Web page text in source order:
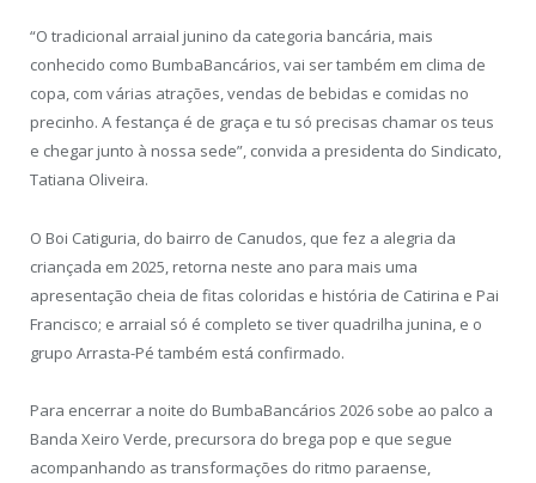
“O tradicional arraial junino da categoria bancária, mais
conhecido como BumbaBancários, vai ser também em clima de
copa, com várias atrações, vendas de bebidas e comidas no
precinho. A festança é de graça e tu só precisas chamar os teus
e chegar junto à nossa sede”, convida a presidenta do Sindicato,
Tatiana Oliveira.
O Boi Catiguria, do bairro de Canudos, que fez a alegria da
criançada em 2025, retorna neste ano para mais uma
apresentação cheia de fitas coloridas e história de Catirina e Pai
Francisco; e arraial só é completo se tiver quadrilha junina, e o
grupo Arrasta-Pé também está confirmado.
Para encerrar a noite do BumbaBancários 2026 sobe ao palco a
Banda Xeiro Verde, precursora do brega pop e que segue
acompanhando as transformações do ritmo paraense,